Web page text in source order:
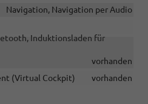
Navigation, Navigation per Audio
Induktionsladen für
vorhanden
(Virtual Cockpit)
vorhanden